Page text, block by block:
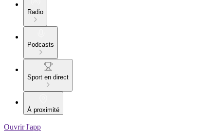
Radio
Podcasts
Sport en direct
À proximité
Ouvrir l'app